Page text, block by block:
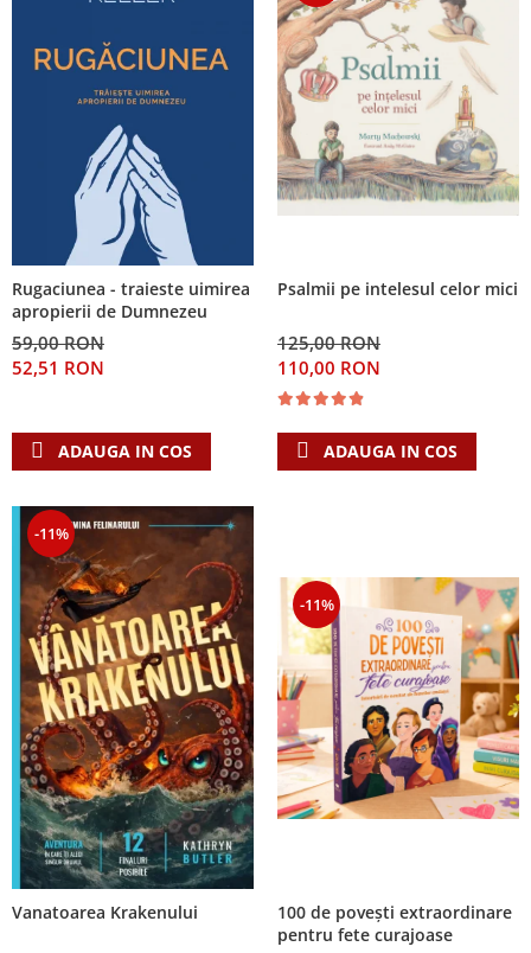
Rugaciunea - traieste uimirea
apropierii de Dumnezeu
59,00 RON
52,51 RON
ADAUGA IN COS
Psalmii pe intelesul celor mici
125,00 RON
110,00 RON
ADAUGA IN COS
-11%
Vanatoarea Krakenului
-11%
100 de povești extraordinare
pentru fete curajoase